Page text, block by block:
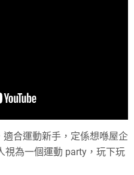
合運動新手，定係想喺屋企
視為一個運動 party，玩下玩